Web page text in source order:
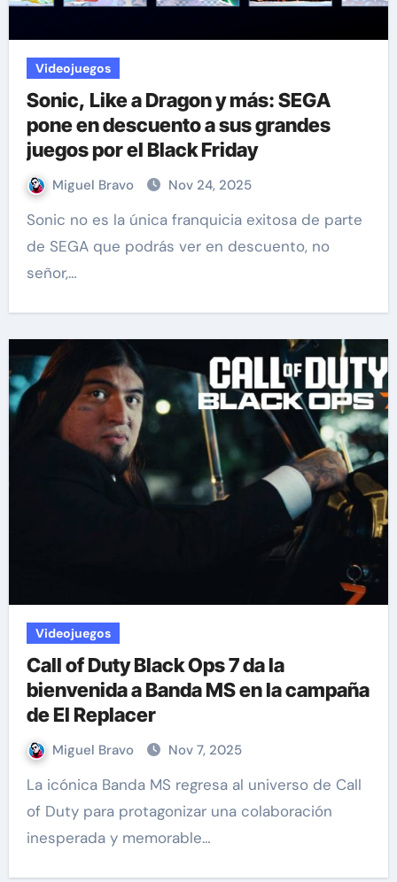
Videojuegos
Sonic, Like a Dragon y más: SEGA
pone en descuento a sus grandes
juegos por el Black Friday
Miguel Bravo Nov 24, 2025
Sonic no es la única franquicia exitosa de parte
de SEGA que podrás ver en descuento, no
señor,…
Videojuegos
Call of Duty Black Ops 7 da la
bienvenida a Banda MS en la campaña
de El Replacer
Miguel Bravo Nov 7, 2025
La icónica Banda MS regresa al universo de Call
of Duty para protagonizar una colaboración
inesperada y memorable…